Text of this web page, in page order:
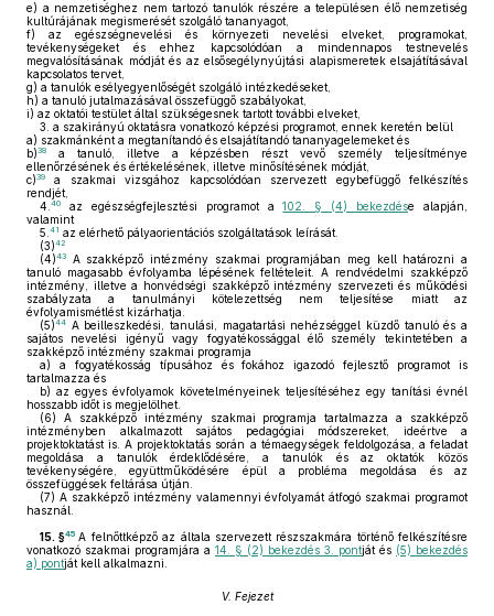
e) a nemzetiséghez nem tartozó tanulók részére a településen élő nemzetiség
kultúrájának megismerését szolgáló tananyagot,
f) az egészségnevelési és környezeti nevelési elveket, programokat,
tevékenységeket és ehhez kapcsolódóan a mindennapos testnevelés
megvalósításának módját és az elsősegélynyújtási alapismeretek elsajátításával
kapcsolatos tervet,
g) a tanulók esélyegyenlőségét szolgáló intézkedéseket,
h) a tanuló jutalmazásával összefüggő szabályokat,
i) az oktatói testület által szükségesnek tartott további elveket,
3. a szakirányú oktatásra vonatkozó képzési programot, ennek keretén belül
a) szakmánként a megtanítandó és elsajátítandó tananyagelemeket és
b)38
a tanuló, illetve a képzésben részt vevő személy teljesítménye
ellenőrzésének és értékelésének, illetve minősítésének módját,
c)39
a szakmai vizsgához kapcsolódóan szervezett egybefüggő felkészítés
rendjét,
4. 40 az egészségfejlesztési programot a102. § (4) bekezdése alapján,
valamint
5. 41 az elérhető pályaorientációs szolgáltatások leírását.
(3)42
(4)43
A szakképző intézmény szakmai programjában meg kell határozni a
tanuló magasabb évfolyamba lépésének feltételeit. A rendvédelmi szakképző
intézmény, illetve a honvédségi szakképző intézmény szervezeti és működési
szabályzata a tanulmányi kötelezettség nem teljesítése miatt az
évfolyamismétlést kizárhatja.
(5)44 A beilleszkedési, tanulási, magatartási nehézséggel küzdő tanuló és a
sajátos nevelési igényű vagy fogyatékossággal élő személy tekintetében a
szakképző intézmény szakmai programja
a) a fogyatékosság típusához és fokához igazodó fejlesztő programot is
tartalmazza és
b) az egyes évfolyamok követelményeinek teljesítéséhez egy tanítási évnél
hosszabb időt is megjelölhet.
(6) A szakképző intézmény szakmai programja tartalmazza a szakképző
intézményben alkalmazott sajátos pedagógiai módszereket, ideértve a
projektoktatást is. A projektoktatás során a témaegységek feldolgozása, a feladat
megoldása a tanulók érdeklődésére, a tanulók és az oktatók közös
tevékenységére, együttműködésére épül a probléma megoldása és az
összefüggések feltárása útján.
(7) A szakképző intézmény valamennyi évfolyamát átfogó szakmai programot
használ.
15. §45 A felnőttképző az általa szervezett részszakmára történő felkészítésre
vonatkozó szakmai programjára a 14. § (2) bekezdés 3. pontját és (5) bekezdés
a) pontját kell alkalmazni.
V. Fejezet